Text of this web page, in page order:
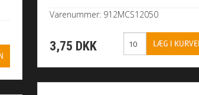
Varenummer: 912MCS12050
3,75 DKK